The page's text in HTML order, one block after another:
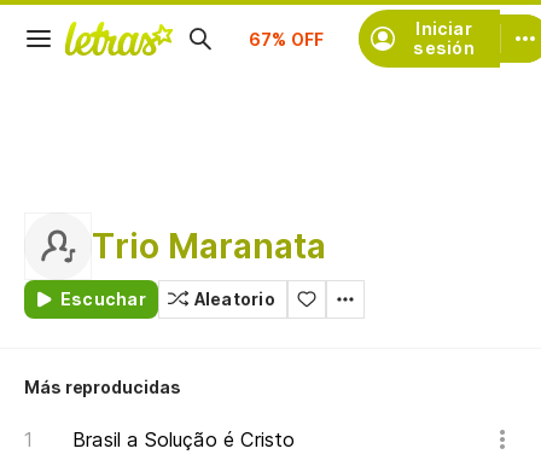
Iniciar
sesión
Suscríbete
Trio Maranata
Escuchar Aleatorio
Más reproducidas
Brasil a Solução é Cristo